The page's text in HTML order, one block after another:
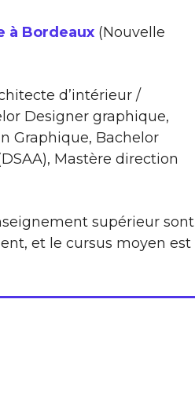
à Bordeaux (Nouvelle
d’intérieur /
Designer graphique,
Graphique, Bachelor
Mastère direction
supérieur sont
et le cursus moyen est